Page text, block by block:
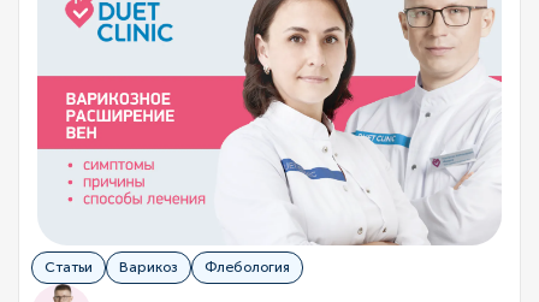
Статьи Варикоз Флебология